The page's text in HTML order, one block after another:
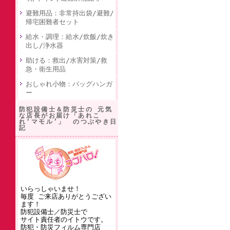
避難用品：非常持出袋/避難/
帰宅困難者セット
給水・調理：給水/炊飯/炊き
出し/浄水器
助ける：救出/水害対策/救
急・衛生用品
おしゃれ小物：バッグハンガ
ー
防犯設備士＆防災士の 元気
な店長がお届け「あれこ
れ‘マモル’」 のつぶやき日
記
いらっしゃいませ！
毎度 ご来店ありがとうござい
ます！
防犯設備士／防災士で
サイト責任者のイトウです。
防犯・防災フィルム専門店